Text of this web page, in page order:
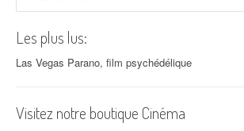
Les plus lus:
Las Vegas Parano, film psychédélique
Visitez notre boutique Cinéma